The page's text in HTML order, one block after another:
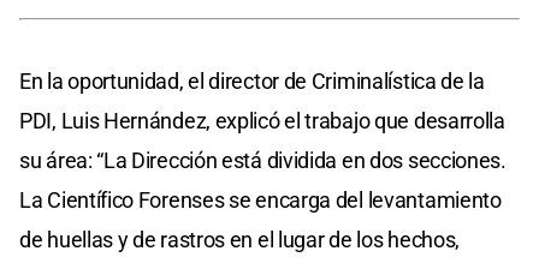
En la oportunidad, el director de Criminalística de la
PDI, Luis Hernández, explicó el trabajo que desarrolla
su área: “La Dirección está dividida en dos secciones.
La Científico Forenses se encarga del levantamiento
de huellas y de rastros en el lugar de los hechos,